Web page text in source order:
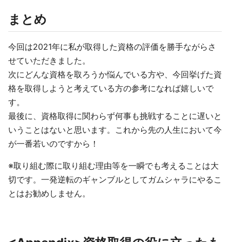
まとめ
今回は2021年に私が取得した資格の評価を勝手ながらさ
せていただきました。
次にどんな資格を取ろうか悩んでいる方や、今回挙げた資
格を取得しようと考えている方の参考になれば嬉しいで
す。
最後に、資格取得に関わらず何事も挑戦することに遅いと
いうことはないと思います。これから先の人生において今
が一番若いのですから！
※取り組む際に取り組む理由等を一瞬でも考えることは大
切です。一発逆転のギャンブルとしてガムシャラにやるこ
とはお勧めしません。